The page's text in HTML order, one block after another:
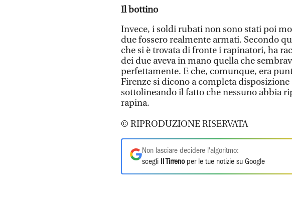
Il bottino
Invece, i soldi rubati non sono stati poi
due fossero realmente armati. Secondo
che si è trovata di fronte i rapinatori, ha
dei due aveva in mano quella che
perfettamente. E che, comunque, era
Firenze si dicono a completa
sottolineando il fatto che nessuno abbia
rapina.
© RIPRODUZIONE RISERVATA
Non lasciare decidere l'algoritmo:
scegli
Il Tirrenoper le tue notizie su Google